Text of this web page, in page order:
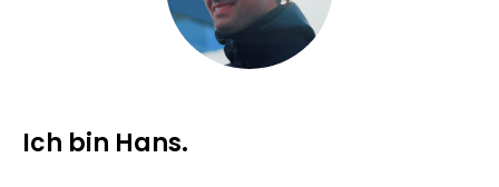
Ich bin Hans.